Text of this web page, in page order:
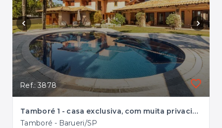
Ref.: 3878
Tamboré 1 - casa exclusiva, com muita privacidade e infraestrutura completa
Tamboré - Barueri/SP